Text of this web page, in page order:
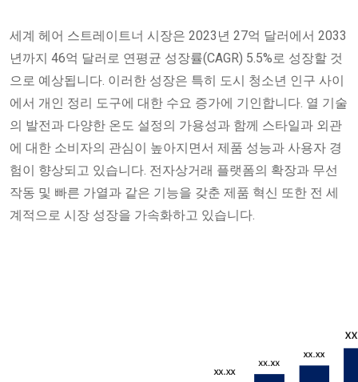
세계 헤어 스트레이트너 시장은 2023년 27억 달러에서 2033
년까지 46억 달러로 연평균 성장률(CAGR) 5.5%로 성장할 것
으로 예상됩니다. 이러한 성장은 특히 도시 청소년 인구 사이
에서 개인 정리 도구에 대한 수요 증가에 기인합니다. 열 기술
의 발전과 다양한 온도 설정의 가용성과 함께 스타일과 외관
에 대한 소비자의 관심이 높아지면서 제품 성능과 사용자 경
험이 향상되고 있습니다. 전자상거래 플랫폼의 확장과 무선
작동 및 빠른 가열과 같은 기능을 갖춘 제품 혁신 또한 전 세
계적으로 시장 성장을 가속화하고 있습니다.